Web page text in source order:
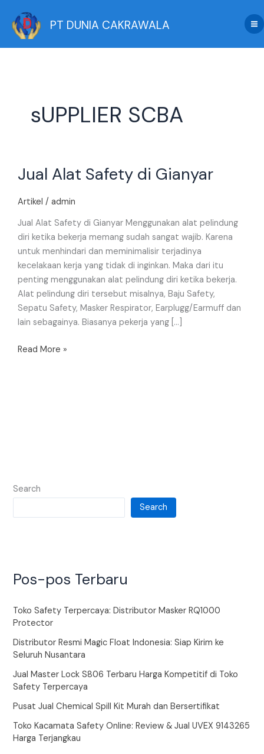
content
PT DUNIA CAKRAWALA
sUPPLIER SCBA
Jual Alat Safety di Gianyar
Artikel / admin
Jual Alat Safety di Gianyar Menggunakan alat pelindung
diri ketika bekerja memang sudah sangat wajib. Karena
untuk menhindari dan meminimalisir terjadinya
kecelakaan kerja yang tidak di inginkan. Maka dari itu
penting menggunakan alat pelindung diri ketika bekerja.
Alat pelindung diri tersebut misalnya, Baju Safety,
Sepatu Safety, Masker Respirator, Earplugg/Earmuff dan
lain sebagainya. Biasanya pekerja yang […]
Alat
di
Read More »
Search
Search
Pos-pos Terbaru
Toko Safety Terpercaya: Distributor Masker RQ1000
Protector
Distributor Resmi Magic Float Indonesia: Siap Kirim ke
Seluruh Nusantara
Jual Master Lock S806 Terbaru Harga Kompetitif di Toko
Safety Terpercaya
Pusat Jual Chemical Spill Kit Murah dan Bersertifikat
Toko Kacamata Safety Online: Review & Jual UVEX 9143265
Harga Terjangkau